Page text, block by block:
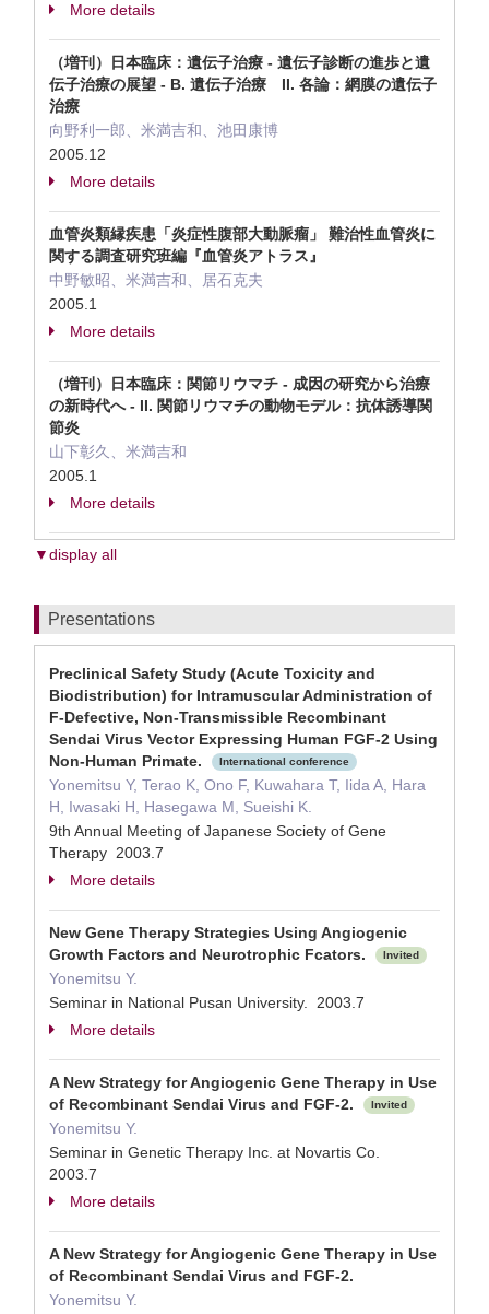
More details
（増刊）日本臨床：遺伝子治療 - 遺伝子診断の進歩と遺
伝子治療の展望 - B. 遺伝子治療 II. 各論：網膜の遺伝子
治療
向野利一郎、米満吉和、池田康博
2005.12
More details
血管炎類縁疾患「炎症性腹部大動脈瘤」 難治性血管炎に
関する調査研究班編『血管炎アトラス』
中野敏昭、米満吉和、居石克夫
2005.1
More details
（増刊）日本臨床：関節リウマチ - 成因の研究から治療
の新時代へ - II. 関節リウマチの動物モデル：抗体誘導関
節炎
山下彰久、米満吉和
2005.1
More details
▼display all
Presentations
Preclinical Safety Study (Acute Toxicity and
Biodistribution) for Intramuscular Administration of
F-Defective, Non-Transmissible Recombinant
Sendai Virus Vector Expressing Human FGF-2 Using
Non-Human Primate.
International conference
Yonemitsu Y, Terao K, Ono F, Kuwahara T, Iida A, Hara
H, Iwasaki H, Hasegawa M, Sueishi K.
9th Annual Meeting of Japanese Society of Gene
Therapy 2003.7
More details
New Gene Therapy Strategies Using Angiogenic
Growth Factors and Neurotrophic Fcators.
Invited
Yonemitsu Y.
Seminar in National Pusan University. 2003.7
More details
A New Strategy for Angiogenic Gene Therapy in Use
of Recombinant Sendai Virus and FGF-2.
Invited
Yonemitsu Y.
Seminar in Genetic Therapy Inc. at Novartis Co.
2003.7
More details
A New Strategy for Angiogenic Gene Therapy in Use
of Recombinant Sendai Virus and FGF-2.
Yonemitsu Y.